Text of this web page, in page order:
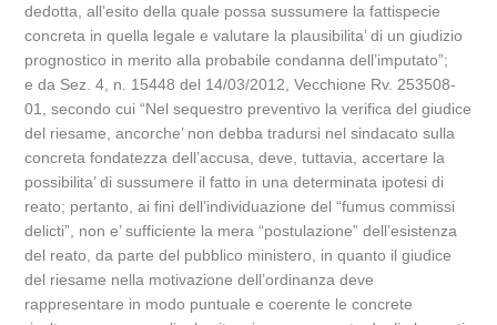
dedotta, all’esito della quale possa sussumere la fattispecie
concreta in quella legale e valutare la plausibilita’ di un giudizio
prognostico in merito alla probabile condanna dell’imputato”;
e da Sez. 4, n. 15448 del 14/03/2012, Vecchione Rv. 253508-
01, secondo cui “Nel sequestro preventivo la verifica del giudice
del riesame, ancorche’ non debba tradursi nel sindacato sulla
concreta fondatezza dell’accusa, deve, tuttavia, accertare la
possibilita’ di sussumere il fatto in una determinata ipotesi di
reato; pertanto, ai fini dell’individuazione del “fumus commissi
delicti”, non e’ sufficiente la mera “postulazione” dell’esistenza
del reato, da parte del pubblico ministero, in quanto il giudice
del riesame nella motivazione dell’ordinanza deve
rappresentare in modo puntuale e coerente le concrete